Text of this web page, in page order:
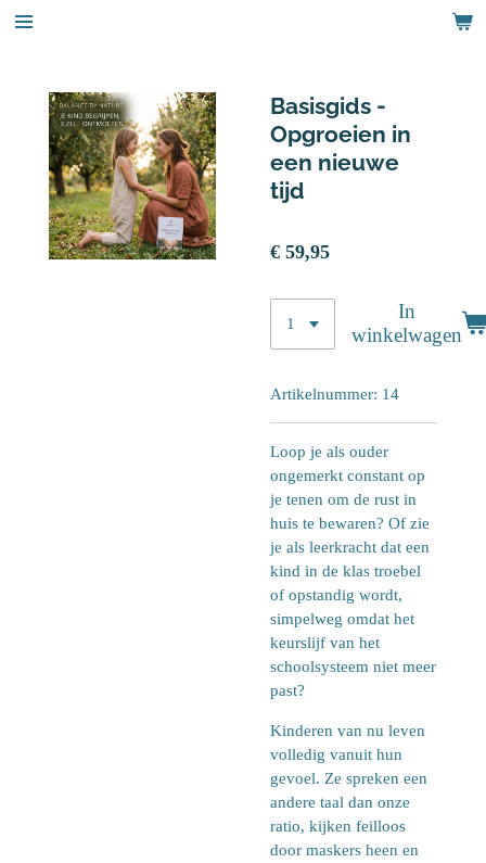
Ga
hoofdinhoud
Basisgids -
Opgroeien in
een nieuwe
tijd
€ 59,95
In
winkelwagen
Artikelnummer: 14
Loop je als ouder
ongemerkt constant op
je tenen om de rust in
huis te bewaren? Of zie
je als leerkracht dat een
kind in de klas troebel
of opstandig wordt,
simpelweg omdat het
keurslijf van het
schoolsysteem niet meer
past?
Kinderen van nu leven
volledig vanuit hun
gevoel. Ze spreken een
andere taal dan onze
ratio, kijken feilloos
door maskers heen en